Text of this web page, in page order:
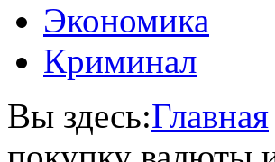
Экономика
Криминал
Вы здесь:Главная